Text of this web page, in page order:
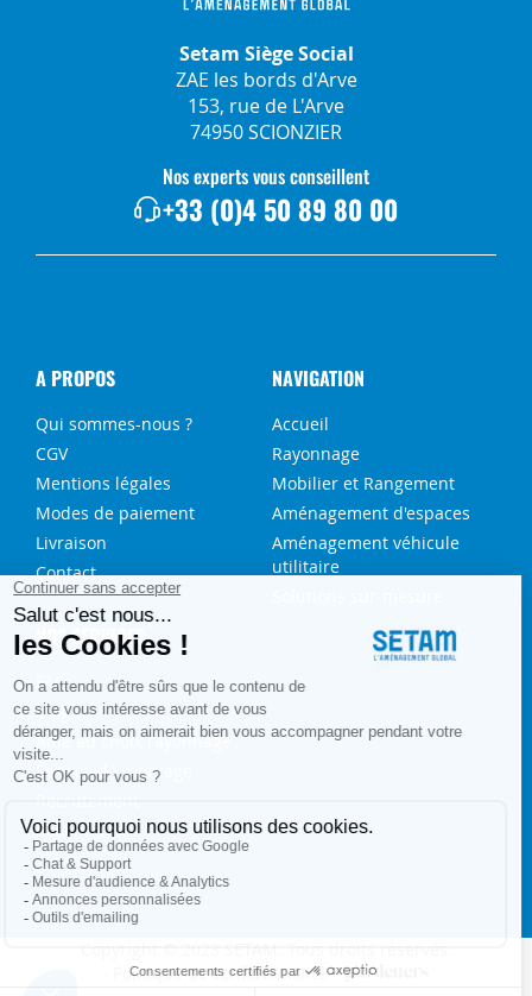
Setam Siège Social
ZAE les bords d'Arve
153, rue de L'Arve
74950 SCIONZIER
Nos experts vous conseillent
+33 (0)4 50 89 80 00
A PROPOS
Qui sommes-nous ?
CGV
Mentions légales
Modes de paiement
Livraison
Contact
NAVIGATION
Accueil
Rayonnage
Mobilier et Rangement
Aménagement d'espaces
Aménagement véhicule
utilitaire
NOS SERVICES
FAQ
Blog
Aide au choix rayonnage
Service de montage
Besoin d'aide ?
Politique de confidentialité